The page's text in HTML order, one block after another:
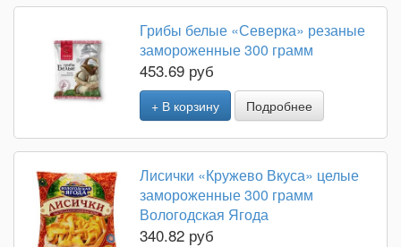
Грибы белые «Северка» резаные
замороженные 300 грамм
453.69 руб
+ В корзину Подробнее
Лисички «Кружево Вкуса» целые
замороженные 300 грамм
Вологодская Ягода
340.82 руб